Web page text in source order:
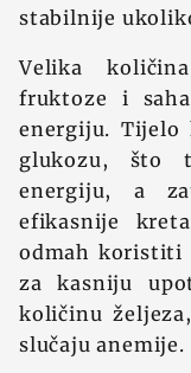
stabilnije
Velika
fruktoze i
energiju.
glukozu, što
energiju, a
efikasnije
odmah
za kasniju
količinu
slučaju anemije.